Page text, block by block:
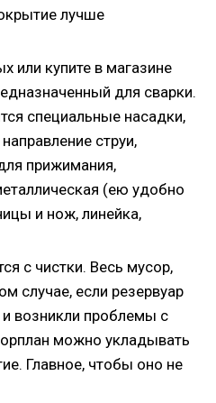
лучше
или купите в магазине
для сварки.
специальные насадки,
струи,
прижимания,
(ею удобно
и нож, линейка,
с чистки. Весь мусор,
случае, если резервуар
возникли проблемы с
можно укладывать
Главное, чтобы оно не